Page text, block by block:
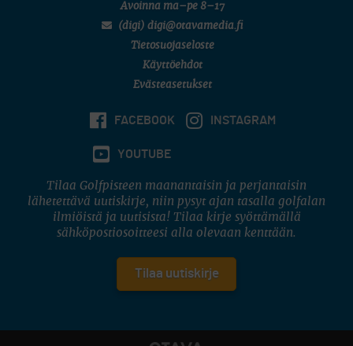
Avoinna ma–pe 8–17
(digi) digi@otavamedia.fi
Tietosuojaseloste
Käyttöehdot
Evästeasetukset
FACEBOOK INSTAGRAM
YOUTUBE
Tilaa Golfpisteen maanantaisin ja perjantaisin
lähetettävä uutiskirje, niin pysyt ajan tasalla golfalan
ilmiöistä ja uutisista! Tilaa kirje syöttämällä
sähköpostiosoitteesi alla olevaan kenttään.
Tilaa uutiskirje